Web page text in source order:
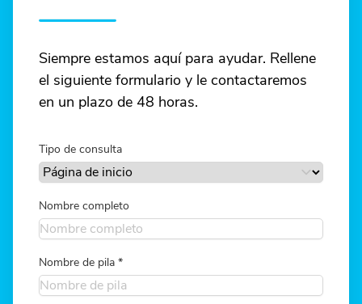
Siempre estamos aquí para ayudar. Rellene
el siguiente formulario y le contactaremos
en un plazo de 48 horas.
Tipo de consulta
Nombre completo
Nombre de pila *